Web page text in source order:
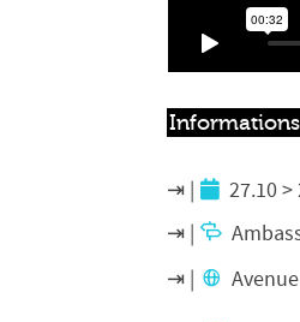
Informations
27.10 >